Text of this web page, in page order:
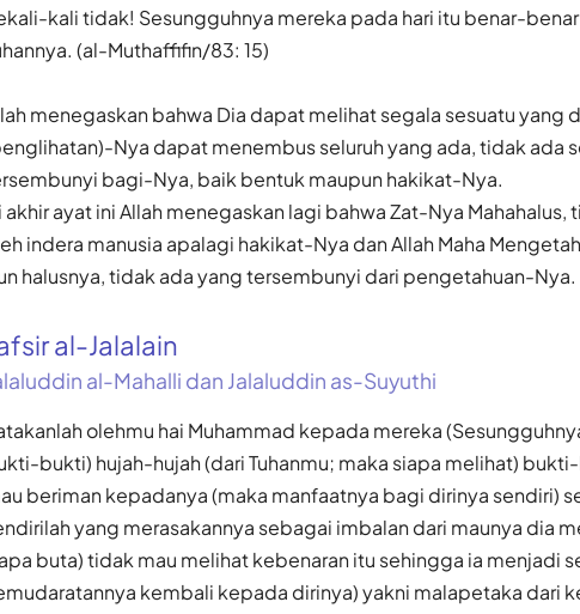
kali tidak! Sesungguhnya mereka pada hari itu benar-
(al-Muthaffifin/83: 15)
menegaskan bahwa Dia dapat melihat segala sesuatu yang
Nya dapat menembus seluruh yang ada, tidak ada
bagi-Nya, baik bentuk maupun hakikat-Nya.
akhir ayat ini Allah menegaskan lagi bahwa Zat-Nya
indera manusia apalagi hakikat-Nya dan Allah Maha
halusnya, tidak ada yang tersembunyi dari pengetahuan-Nya.
al-Jalalain
al-Mahalli dan Jalaluddin as-Suyuthi
olehmu hai Muhammad kepada mereka
bukti) hujah-hujah (dari Tuhanmu; maka siapa melihat)
beriman kepadanya (maka manfaatnya bagi dirinya sendiri)
yang merasakannya sebagai imbalan dari maunya dia
buta) tidak mau melihat kebenaran itu sehingga ia menjadi
kembali kepada dirinya) yakni malapetaka dari